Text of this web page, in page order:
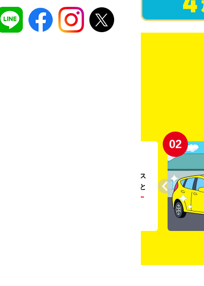
。ガソリンス
タンドや整備工場の既存インフラを活用すること
リー
02